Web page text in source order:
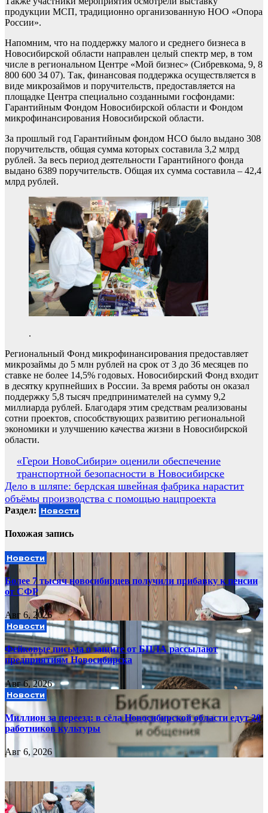
продукции МСП, традиционно организованную НОО «Опора
России».
Напомним, что на поддержку малого и среднего бизнеса в
Новосибирской области направлен целый спектр мер, в том
числе в региональном Центре «Мой бизнес» (Сибревкома, 9, 8
800 600 34 07). Так, финансовая поддержка осуществляется в
виде микрозаймов и поручительств, предоставляется на
площадке Центра специально созданными госфондами:
Гарантийным Фондом Новосибирской области и Фондом
микрофинансирования Новосибирской области.
За прошлый год Гарантийным фондом НСО было выдано 308
поручительств, общая сумма которых составила 3,2 млрд
рублей. За весь период деятельности Гарантийного фонда
выдано 6389 поручительств. Общая их сумма составила – 42,4
млрд рублей.
.
Региональный Фонд микрофинансирования предоставляет
микрозаймы до 5 млн рублей на срок от 3 до 36 месяцев по
ставке не более 14,5% годовых. Новосибирский Фонд входит
в десятку крупнейших в России. За время работы он оказал
поддержку 5,8 тысяч предпринимателей на сумму 9,2
миллиарда рублей. Благодаря этим средствам реализованы
сотни проектов, способствующих развитию региональной
экономики и улучшению качества жизни в Новосибирской
области.
Навигация
по
записям
«Герои НовоСибири» оценили обеспечение
транспортной безопасности в Новосибирске
Дело в шляпе: бердская швейная фабрика нарастит
объёмы производства с помощью нацпроекта
Раздел: Новости
Похожая запись
Новости
Более 7 тысяч новосибирцев получили прибавку к пенсии
от СФР
Авг 6, 2026
Новости
Фейковые письма о защите от БПЛА рассылают
предприятиям Новосибирска
Авг 6, 2026
Новости
Миллион за переезд: в сёла Новосибирской области едут 20
работников культуры
Авг 6, 2026